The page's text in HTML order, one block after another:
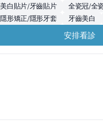
美白貼片/牙齒貼片
全瓷冠/全
隱形矯正/隱形牙套
牙齒美白
安排看診